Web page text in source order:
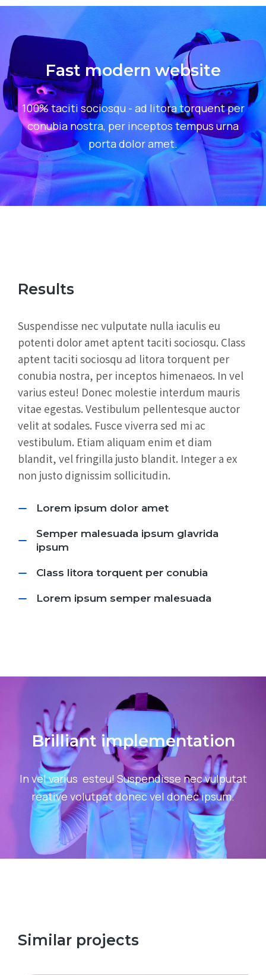
Fast modern website
100% taciti sociosqu - ad litora torquent per
conubia nostra, per inceptos tempus urna
porta dolor amet.
Results
Suspendisse nec vulputate nulla iaculis eu
potenti dolor amet aptent taciti sociosqu. Class
aptent taciti sociosqu ad litora torquent per
conubia nostra, per inceptos himenaeos. In vel
varius esteu! Donec molestie interdum mauris
vitae egestas. Vestibulum pellentesque auctor
velit at sodales. Fusce viverra sed mi ac
vestibulum. Etiam aliquam enim et diam
blandit, vel fringilla justo blandit. Integer a ex
non justo dignissim sollicitudin.
Lorem ipsum dolor amet
Semper malesuada ipsum glavrida
ipsum
Class litora torquent per conubia
Lorem ipsum semper malesuada
Brilliant implementation
In vel varius esteu! Suspendisse nec vulputat
reative volutpat donec vel donec ipsum.
Similar projects